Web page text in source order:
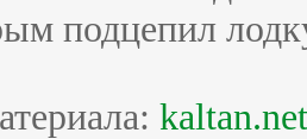
подцепил
kaltan.net